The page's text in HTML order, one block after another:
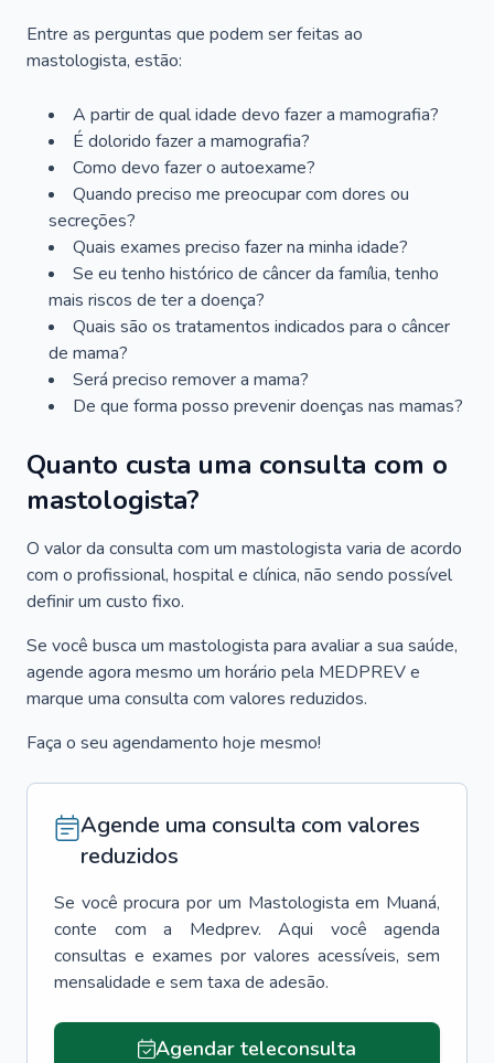
Entre as perguntas que podem ser feitas ao
mastologista, estão:
A partir de qual idade devo fazer a mamografia?
É dolorido fazer a mamografia?
Como devo fazer o autoexame?
Quando preciso me preocupar com dores ou
secreções?
Quais exames preciso fazer na minha idade?
Se eu tenho histórico de câncer da família, tenho
mais riscos de ter a doença?
Quais são os tratamentos indicados para o câncer
de mama?
Será preciso remover a mama?
De que forma posso prevenir doenças nas mamas?
Quanto custa uma consulta com o
mastologista?
O valor da consulta com um mastologista varia de acordo
com o profissional, hospital e clínica, não sendo possível
definir um custo fixo.
Se você busca um mastologista para avaliar a sua saúde,
agende agora mesmo um horário pela MEDPREV e
marque uma consulta com valores reduzidos.
Faça o seu agendamento hoje mesmo!
Agende uma consulta com valores
reduzidos
Se você procura por um Mastologista em Muaná,
conte com a Medprev. Aqui você agenda
consultas e exames por valores acessíveis, sem
mensalidade e sem taxa de adesão.
Agendar teleconsulta